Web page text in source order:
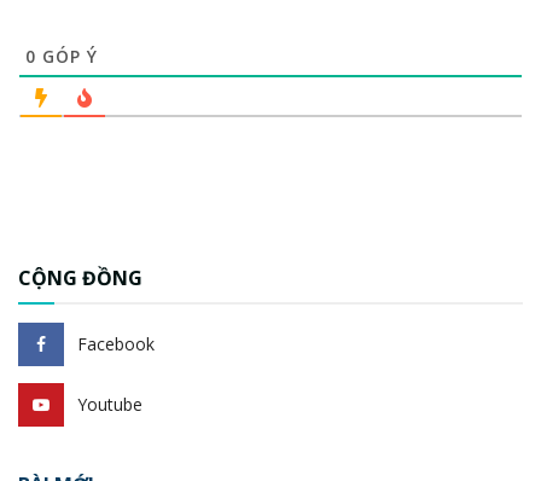
0 GÓP Ý
CỘNG ĐỒNG
Facebook
Youtube